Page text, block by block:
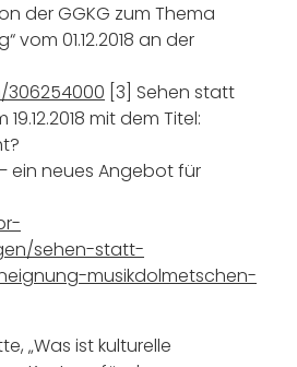
der GGKG zum Thema
vom 01.12.2018 an der
[3] Sehen statt
mit dem Titel:
ein neues Angebot für
sehen-statt-
musikdolmetschen-
„Was ist kulturelle